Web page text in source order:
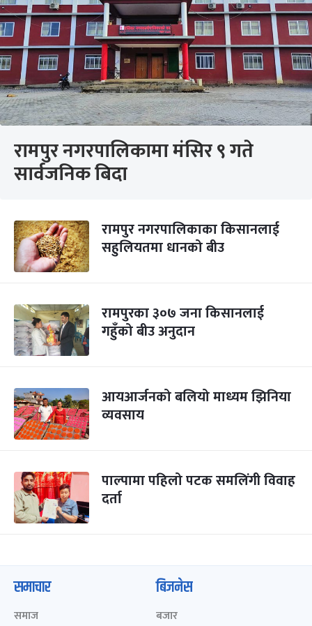
रामपुर नगरपालिकामा मंसिर ९ गते
सार्वजनिक बिदा
रामपुर नगरपालिकाका किसानलाई
सहुलियतमा धानको बीउ
रामपुरका ३०७ जना किसानलाई
गहुँको बीउ अनुदान
आयआर्जनको बलियो माध्यम झिनिया
व्यवसाय
पाल्पामा पहिलो पटक समलिंगी विवाह
दर्ता
समाचार
समाज
बिजनेस
बजार